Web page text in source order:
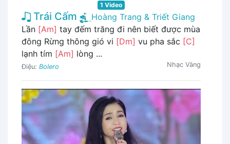
1 Video
Trái Cấm
Hoàng Trang & Triết Giang
Lần [Am] tay đếm trăng đi nên biết được mùa
đông Rừng thông gió vi [Dm] vu pha sắc [C]
lạnh tím [Am] lòng ...
Điệu: Bolero Nhạc Vàng